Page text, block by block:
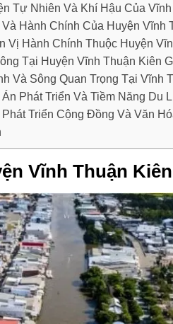
Tự Nhiên Và Khí Hậu Của Vĩnh
Và Hành Chính Của Huyện Vĩnh
Vị Hành Chính Thuộc Huyện
Tại Huyện Vĩnh Thuận Kiên
Và Sông Quan Trọng Tại Vĩnh
Phát Triển Và Tiềm Năng Du
Phát Triển Cộng Đồng Và Văn
Vĩnh Thuận